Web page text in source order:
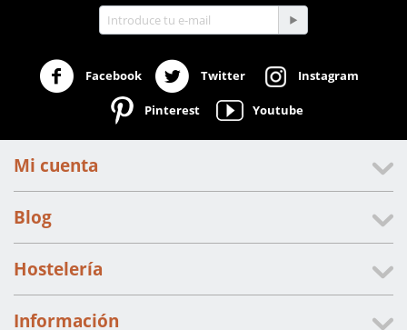
Facebook Twitter Instagram
Pinterest Youtube
Mi cuenta
Blog
Hostelería
Información